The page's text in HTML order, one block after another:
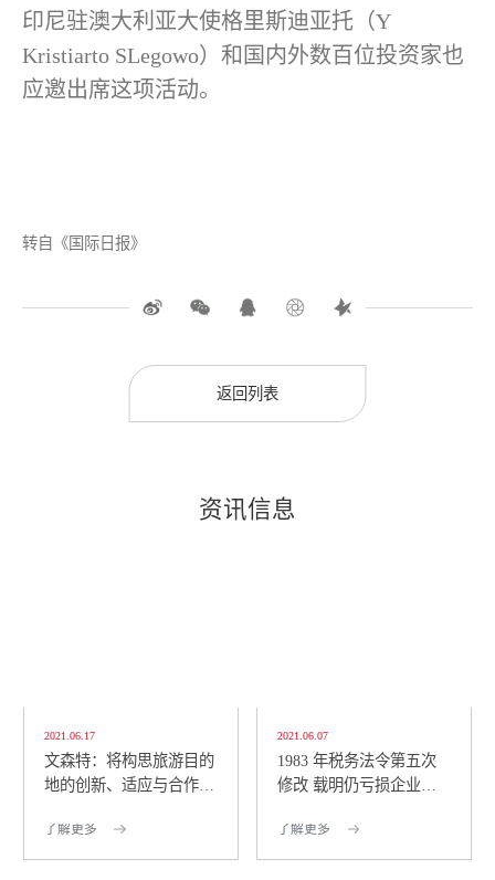
印尼驻澳大利亚大使格里斯迪亚托（Y
Kristiarto SLegowo）和国内外数百位投资家也
应邀出席这项活动。
转自《国际日报》
返回列表
资讯信息
2021.06.17
文森特：将构思旅游目的
地的创新、适应与合作策
了解更多
2021.06.07
1983 年税务法令第五次
修改 载明仍亏损企业可
了解更多